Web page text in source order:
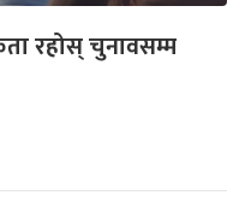
रहोस् चुनावसम्म